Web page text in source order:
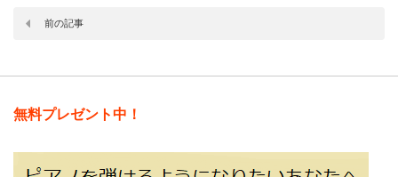
前の記事
無料プレゼント中！